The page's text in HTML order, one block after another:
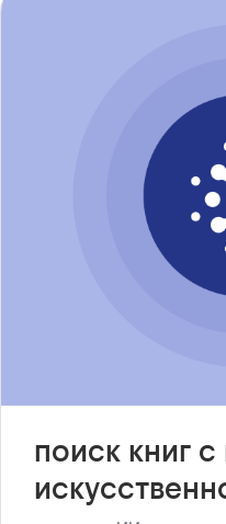
поиск книг